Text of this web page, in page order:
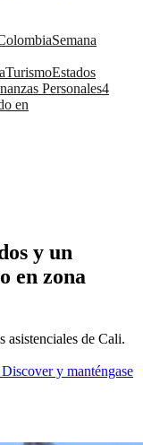
Semana
TurismoEstados
Personales4
en
y un
en zona
asistenciales de Cali.
y manténgase